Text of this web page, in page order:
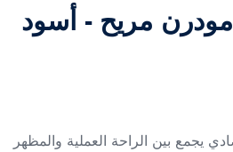
مريح - أسود
يجمع بين الراحة العملية والمظهر